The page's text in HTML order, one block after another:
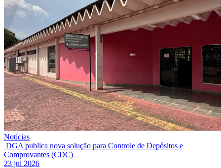
Notícias
DGA publica nova solução para Controle de Depósitos e
Comprovantes (CDC)
23 jul 2026